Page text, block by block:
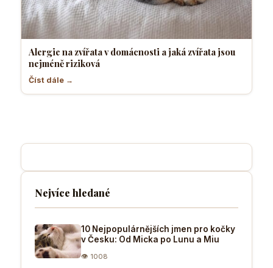
Alergie na zvířata v domácnosti a jaká zvířata jsou
nejméně riziková
Číst dále →
Nejvíce hledané
10 Nejpopulárnějších jmen pro kočky
v Česku: Od Micka po Lunu a Miu
👁 1008